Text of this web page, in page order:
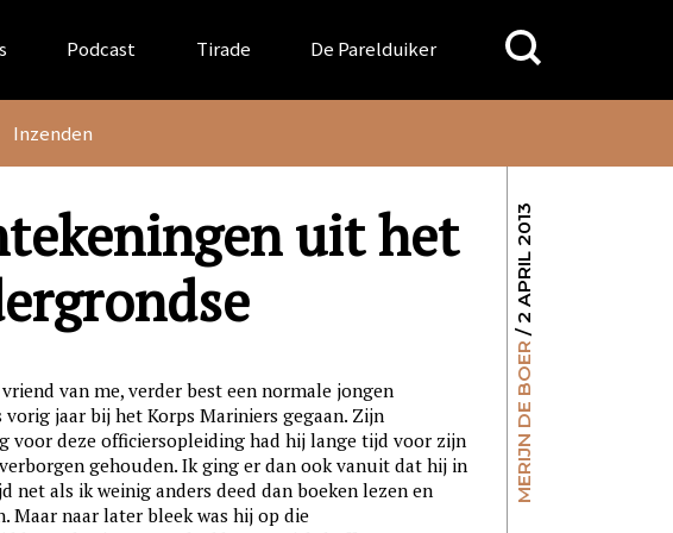
Podcast Tirade De Parelduiker
Search
for:
Inzenden
MERIJN DE BOER
/ 2 APRIL 2013
uit het
van me, verder best een normale jongen
vorig jaar bij het Korps Mariniers gegaan. Zijn
voor deze officiersopleiding had hij lange tijd voor zijn
gehouden. Ik ging er dan ook vanuit dat hij in
net als ik weinig anders deed dan boeken lezen en
Maar naar later bleek was hij op die